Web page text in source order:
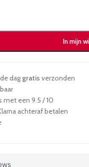
In mijn
dag gratis verzonden
met een 9.5 / 10
achteraf betalen